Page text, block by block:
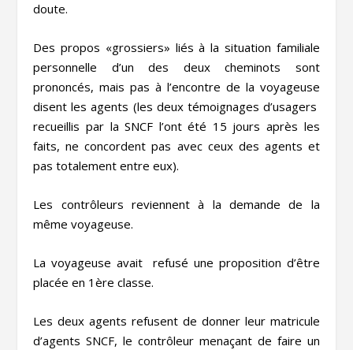
doute.
Des propos «grossiers» liés à la situation familiale
personnelle d’un des deux cheminots sont
prononcés, mais pas à l’encontre de la voyageuse
disent les agents (les deux témoignages d’usagers
recueillis par la SNCF l’ont été 15 jours après les
faits, ne concordent pas avec ceux des agents et
pas totalement entre eux).
Les contrôleurs reviennent à la demande de la
même voyageuse.
La voyageuse avait refusé une proposition d’être
placée en 1ère classe.
Les deux agents refusent de donner leur matricule
d’agents SNCF, le contrôleur menaçant de faire un